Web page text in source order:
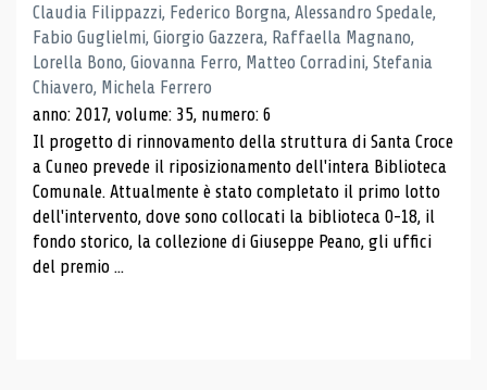
Claudia Filippazzi, Federico Borgna, Alessandro Spedale,
Fabio Guglielmi, Giorgio Gazzera, Raffaella Magnano,
Lorella Bono, Giovanna Ferro, Matteo Corradini, Stefania
Chiavero, Michela Ferrero
anno: 2017, volume: 35, numero: 6
Il progetto di rinnovamento della struttura di Santa Croce
a Cuneo prevede il riposizionamento dell'intera Biblioteca
Comunale. Attualmente è stato completato il primo lotto
dell'intervento, dove sono collocati la biblioteca 0-18, il
fondo storico, la collezione di Giuseppe Peano, gli uffici
del premio ...